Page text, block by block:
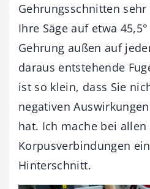
Gehrungsschnitten
Ihre Säge auf etwa
Gehrung außen auf
daraus entstehende
ist so klein, dass Sie
negativen
hat. Ich mache bei allen
Korpusverbindungen
Hinterschnitt.